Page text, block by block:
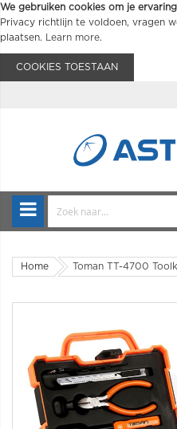
We gebruiken cookies om je
Privacy richtlijn te voldoen, vragen
plaatsen.
Learn more.
COOKIES TOESTAAN
Home Toman TT-4700